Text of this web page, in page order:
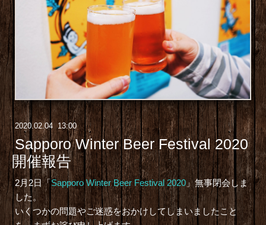
2020.02.04 13:00
Sapporo Winter Beer Festival 2020
開催報告
2月2日「Sapporo Winter Beer Festival 2020」無事閉会しま
した。
いくつかの問題やご迷惑をおかけしてしまいましたこと